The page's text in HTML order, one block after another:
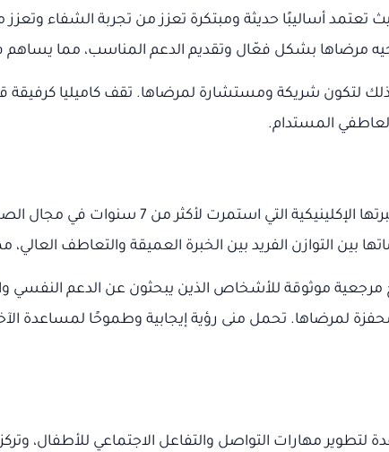
أساليبًا حديثة ومبتكرة تعزز من تجربة الشفاء
مرضاها بشكل فعّال وتقديم الدعم المناسب، مما
ذلك لتكون شريكة ومستشارة لمرضاها. تقف كاميليا كرفيقة
المستدام.
منى الملاح، الخبيرة النفسية المتميزة،
بين التوازن الفريد بين الخبرة العميقة والتعاطف
مرجعية موثوقة للأشخاص الذين يبحثون عن الدعم
لمرضاها. تحمل منى رؤية إيجابية وطموحًا لمساعدة
لتطوير مهارات التواصل والتفاعل الاجتماعي